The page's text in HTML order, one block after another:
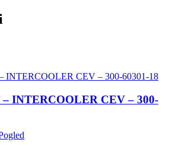
INTERCOOLER CEV – 300-